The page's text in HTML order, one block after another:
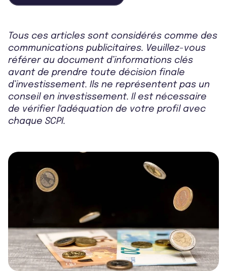
Tous ces articles sont considérés comme des
communications publicitaires. Veuillez-vous
référer au document d’informations clés
avant de prendre toute décision finale
d’investissement. Ils ne représentent pas un
conseil en investissement. Il est nécessaire
de vérifier l'adéquation de votre profil avec
chaque SCPI.